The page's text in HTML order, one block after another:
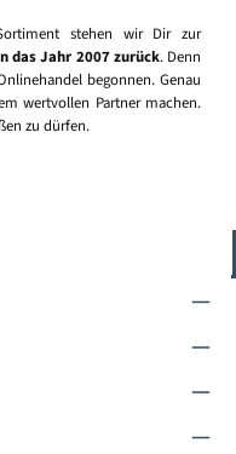
stehen wir Dir zur
das Jahr 2007 zurück. Denn
begonnen. Genau
wertvollen Partner machen.
zu dürfen.